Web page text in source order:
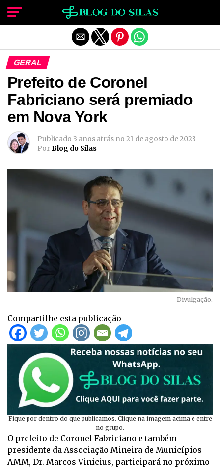
GERAL
Prefeito de Coronel
Fabriciano será premiado
em Nova York
Publicado 3 anos atrás no 21 de agosto de 2023
PorBlog do Silas
Divulgação.
Compartilhe esta publicação
Fique por dentro do que publicamos. Clique na imagem acima e entre
no grupo.
O prefeito de Coronel Fabriciano e também
presidente da Associação Mineira de Municípios -
AMM, Dr. Marcos Vinicius, participará no próximo
Sair da versão mobile